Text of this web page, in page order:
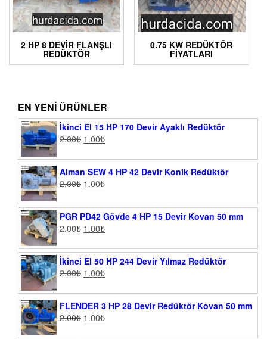
2 HP 8 DEVIR FLANŞLI
REDÜKTÖR
0.75 KW REDÜKTÖR
FIYATLARI
EN YENI ÜRÜNLER
İkinci El 15 HP 170 Devir Ayaklı Redüktör
2.00₺ 1.00₺
Alman SEW 4 HP 42 Devir Konik Redüktör
2.00₺ 1.00₺
PGR PD42 Gövde 4 HP 15 Devir Kovan 50 mm
2.00₺ 1.00₺
İkinci El 50 HP 244 Devir Yılmaz Redüktör
2.00₺ 1.00₺
FLENDER 3 HP 28 Devir Redüktör Kovan 50 mm
2.00₺ 1.00₺